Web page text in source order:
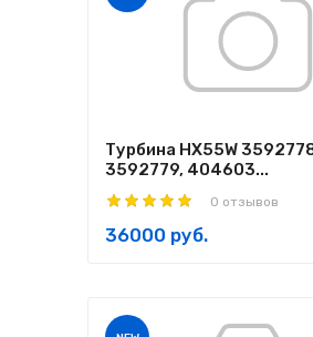
Турбина HX55W
3592779, 404603...
0 отзывов
36000 руб.